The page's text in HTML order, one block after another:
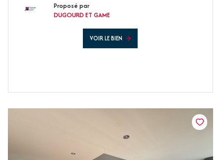
Proposé par
DUGOURD ET GAME
VOIR LE BIEN